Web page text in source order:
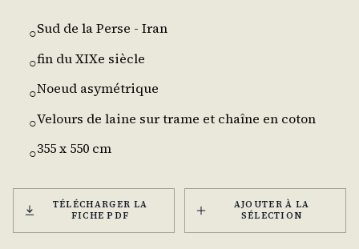
○Sud de la Perse - Iran
○fin du XIXe siècle
○Noeud asymétrique
○Velours de laine sur trame et chaîne en coton
○355 x 550 cm
TÉLÉCHARGER LA
FICHE PDF
AJOUTER À LA
SÉLECTION